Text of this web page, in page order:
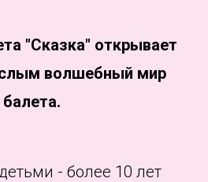
"Сказка" открывает
волшебный мир
балета.
- более 10 лет